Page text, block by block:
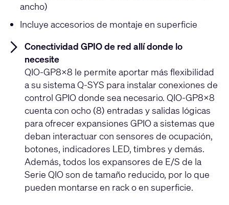
ancho)
Incluye accesorios de montaje en superficie
Conectividad GPIO de red allí donde lo
necesite
QIO-GP8x8 le permite aportar más flexibilidad
a su sistema Q-SYS para instalar conexiones de
control GPIO donde sea necesario. QIO-GP8x8
cuenta con ocho (8) entradas y salidas lógicas
para ofrecer expansiones GPIO a sistemas que
deban interactuar con sensores de ocupación,
botones, indicadores LED, timbres y demás.
Además, todos los expansores de E/S de la
Serie QIO son de tamaño reducido, por lo que
pueden montarse en rack o en superficie.